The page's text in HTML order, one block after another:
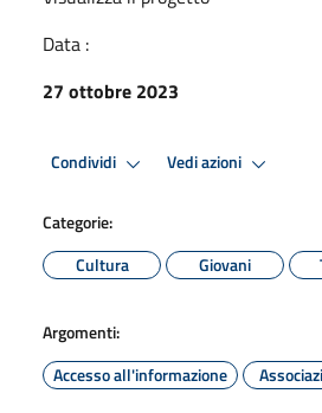
Data :
27 ottobre 2023
Condividi Vedi azioni
Categorie:
Cultura
Giovani
Argomenti:
Accesso all'informazione